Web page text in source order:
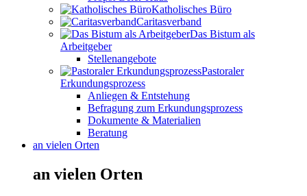
Katholisches Büro
Caritasverband
Das Bistum als
Arbeitgeber
Stellenangebote
Pastoraler
Erkundungsprozess
Anliegen & Entstehung
Befragung zum Erkundungsprozess
Dokumente & Materialien
Beratung
an vielen Orten
an vielen Orten